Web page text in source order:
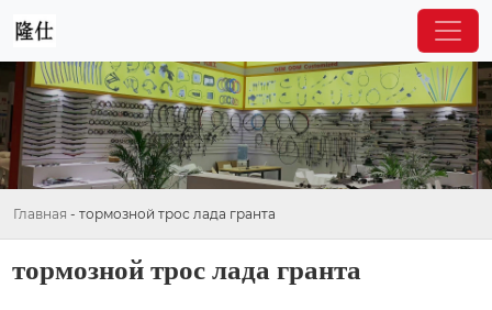
Главная - тормозной трос лада гранта
тормозной трос лада гранта